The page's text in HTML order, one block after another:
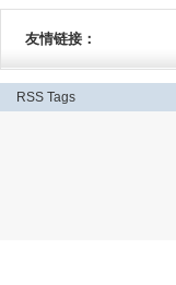
友情链接：
RSS Tags